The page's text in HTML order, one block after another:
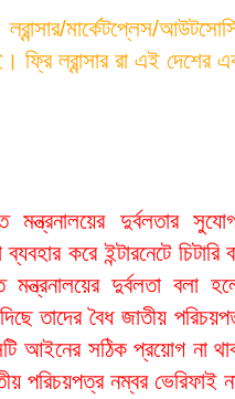
মার্কেটপ্লেস/
ফ্রি ল্রান্সার রা এই দেশের
মন্ত্রনালয়ের দুর্বলতার
করে ইন্টারনেটে চিটারি
দুর্বলতা বলা
তাদের বৈধ জাতীয়
আইনের সঠিক প্রয়োগ না
পরিচয়পত্র নম্বর ভেরিফাই